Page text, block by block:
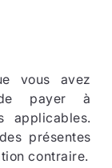
vous avez
de payer à
applicables.
présentes
contraire.